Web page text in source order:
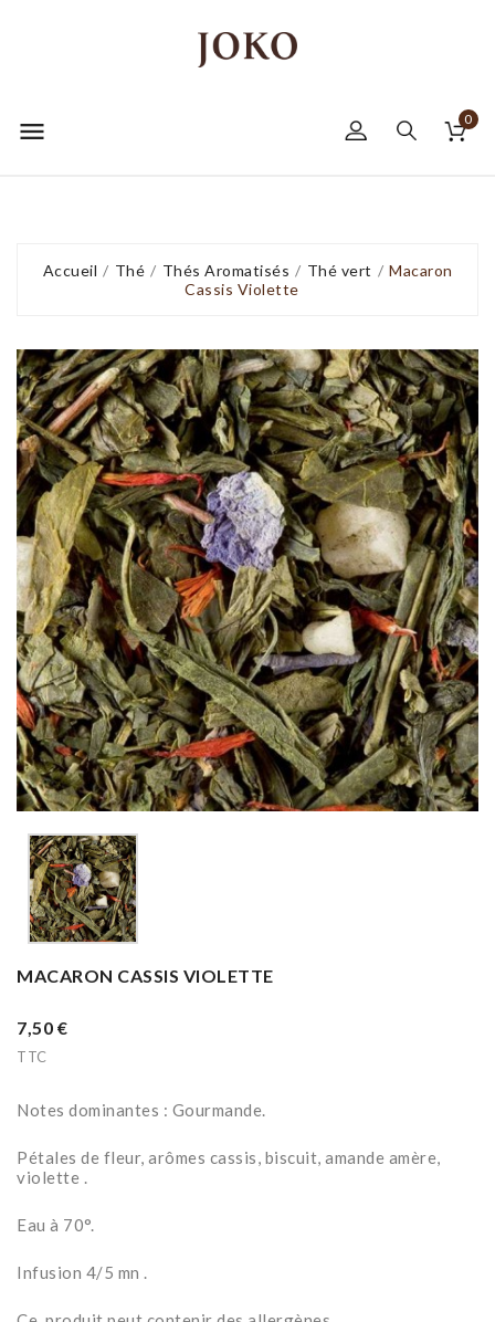
 0
Accueil Thé Thés Aromatisés Thé vert
Macaron
Cassis Violette
MACARON CASSIS VIOLETTE
7,50 €
TTC
Notes dominantes : Gourmande.
Pétales de fleur, arômes cassis, biscuit, amande amère,
violette .
Eau à 70°.
Infusion 4/5 mn .